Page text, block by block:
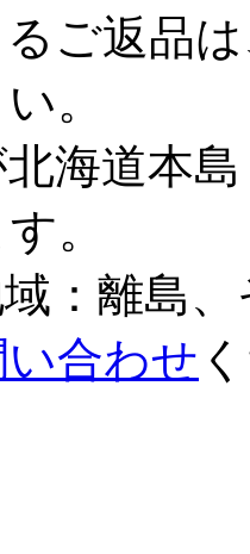
ご返品
。
海道本
。
：離島、
い合わせ